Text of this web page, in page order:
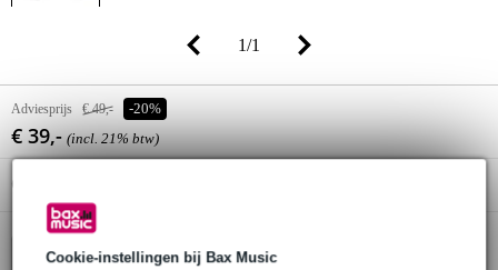
Cookie-instellingen bij Bax Music
1/1
Adviesprijs € 49,- -20%
€ 39,- (incl. 21% btw)
Online voorraadstatus:
In winkelwagen